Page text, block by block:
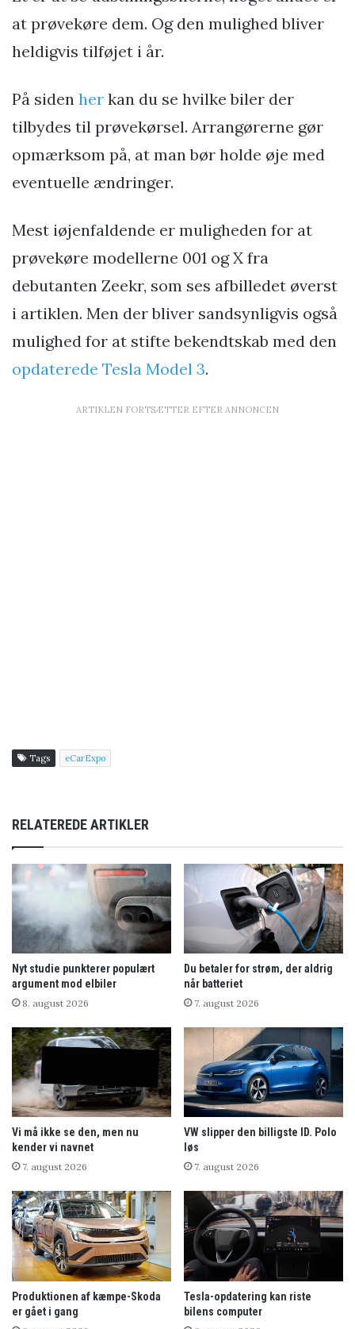
at prøvekøre dem. Og den mulighed bliver
heldigvis tilføjet i år.
På siden her kan du se hvilke biler der
tilbydes til prøvekørsel. Arrangørerne gør
opmærksom på, at man bør holde øje med
eventuelle ændringer.
Mest iøjenfaldende er muligheden for at
prøvekøre modellerne 001 og X fra
debutanten Zeekr, som ses afbilledet øverst
i artiklen. Men der bliver sandsynligvis også
mulighed for at stifte bekendtskab med den
opdaterede Tesla Model 3.
ARTIKLEN FORTSÆTTER EFTER ANNONCEN
Tags eCarExpo
RELATEREDE ARTIKLER
Nyt studie punkterer populært
argument mod elbiler
8. august 2026
Du betaler for strøm, der aldrig
når batteriet
7. august 2026
Vi må ikke se den, men nu
kender vi navnet
7. august 2026
VW slipper den billigste ID. Polo
løs
7. august 2026
Produktionen af kæmpe-Skoda
er gået i gang
Tesla-opdatering kan riste
bilens computer